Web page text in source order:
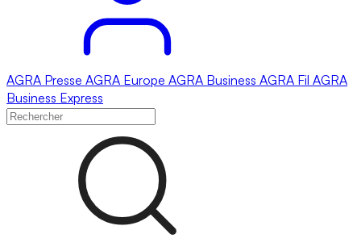
AGRA Presse AGRA Europe AGRA Business AGRA Fil AGRA
Business Express